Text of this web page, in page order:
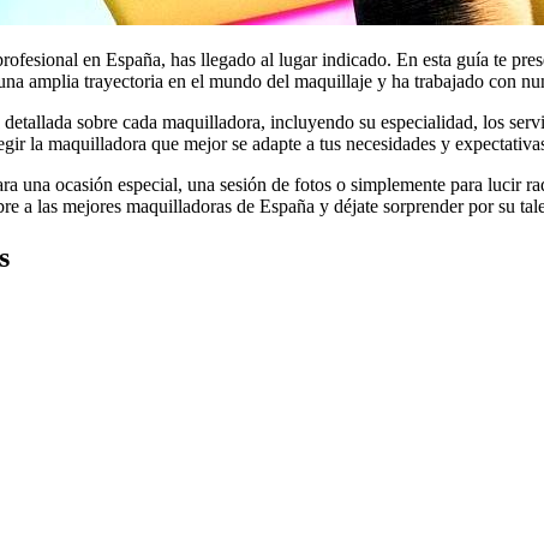
en España, has llegado al lugar indicado. En esta guía te
amplia trayectoria en el mundo del maquillaje y ha trabajado con
sobre cada maquilladora, incluyendo su especialidad, los
la maquilladora que mejor se adapte a tus necesidades y
una ocasión especial, una sesión de fotos o simplemente para
a las mejores maquilladoras de España y déjate sorprender por su